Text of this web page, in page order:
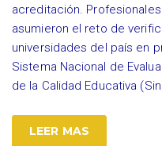
acreditación.
asumieron el reto de
universidades del país en
Sistema Nacional de
de la Calidad Educativa
LEER MAS